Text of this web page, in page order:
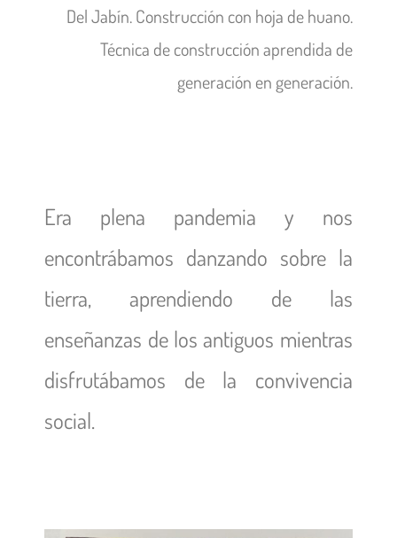
Del Jabín. Construcción con hoja de huano.
Técnica de construcción aprendida de
generación en generación.
Era plena pandemia y nos
encontrábamos danzando sobre la
tierra, aprendiendo de las
enseñanzas de los antiguos mientras
disfrutábamos de la convivencia
social.